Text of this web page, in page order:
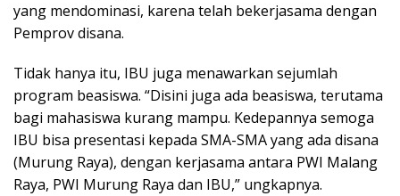
yang mendominasi, karena telah bekerjasama dengan
Pemprov disana.
Tidak hanya itu, IBU juga menawarkan sejumlah
program beasiswa. “Disini juga ada beasiswa, terutama
bagi mahasiswa kurang mampu. Kedepannya semoga
IBU bisa presentasi kepada SMA-SMA yang ada disana
(Murung Raya), dengan kerjasama antara PWI Malang
Raya, PWI Murung Raya dan IBU,” ungkapnya.